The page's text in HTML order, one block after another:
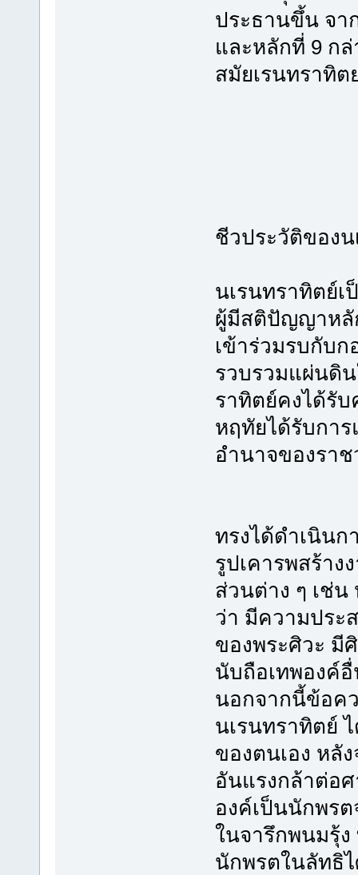
ประธานขึ้น จา
และหลักที่ 9 ก
สมัยเรนทราทิต
ชีวประวัติของ
นเรนทราทิตย์
ผู้มีสติปัญญาหลั
เข้าร่วมรบกับก
รวบรวมแผ่นดิ
ราทิตย์คงได้รั
หฤทัยได้รับการ
อำนาจของรา
ทรงได้ดำเนิน
รูปเคารพสร้า
ส่วนต่าง ๆ เช่
ว่า มีความประ
ของพระศิวะ มี
นับถือเทพองค์
นอกจากนี้ข้อค
นเรนทราทิตย์
ของตนเอง หลั
อันแรงกล้าต่อ
องค์เป็นนักพร
ในจารึกพนมรุ้
นักพรตในลัทธิ